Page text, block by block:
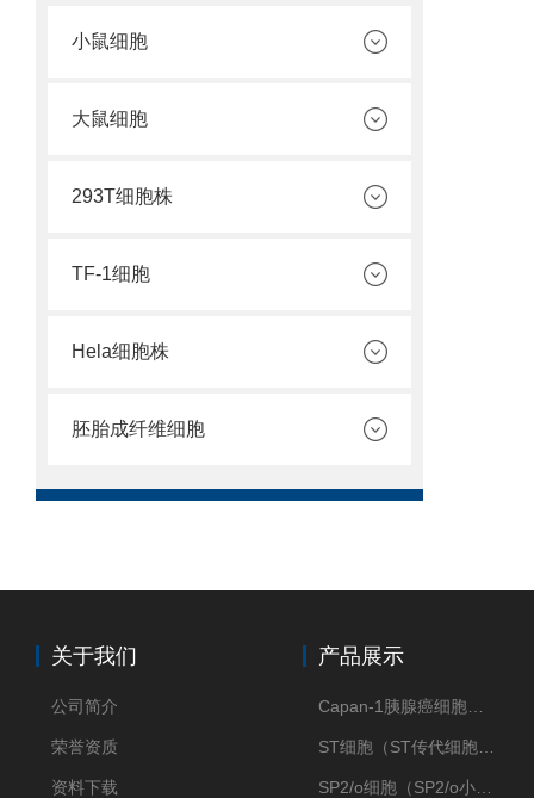
小鼠细胞
大鼠细胞
293T细胞株
TF-1细胞
Hela细胞株
胚胎成纤维细胞
关于我们
公司简介
荣誉资质
资料下载
产品展示